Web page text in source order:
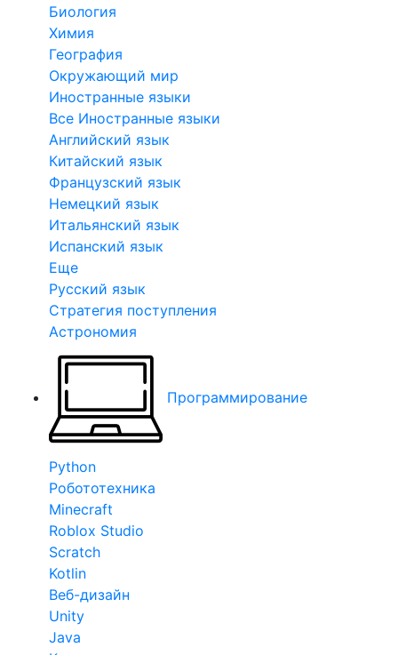
Биология
Химия
География
Окружающий мир
Иностранные языки
Все Иностранные языки
Английский язык
Китайский язык
Французский язык
Немецкий язык
Итальянский язык
Испанский язык
Еще
Русский язык
Стратегия поступления
Астрономия
Программирование
Python
Робототехника
Minecraft
Roblox Studio
Scratch
Kotlin
Веб-дизайн
Unity
Java